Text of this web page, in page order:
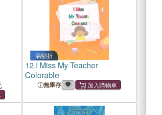
滿額折
12.I Miss My Teacher
Colorable
無庫存